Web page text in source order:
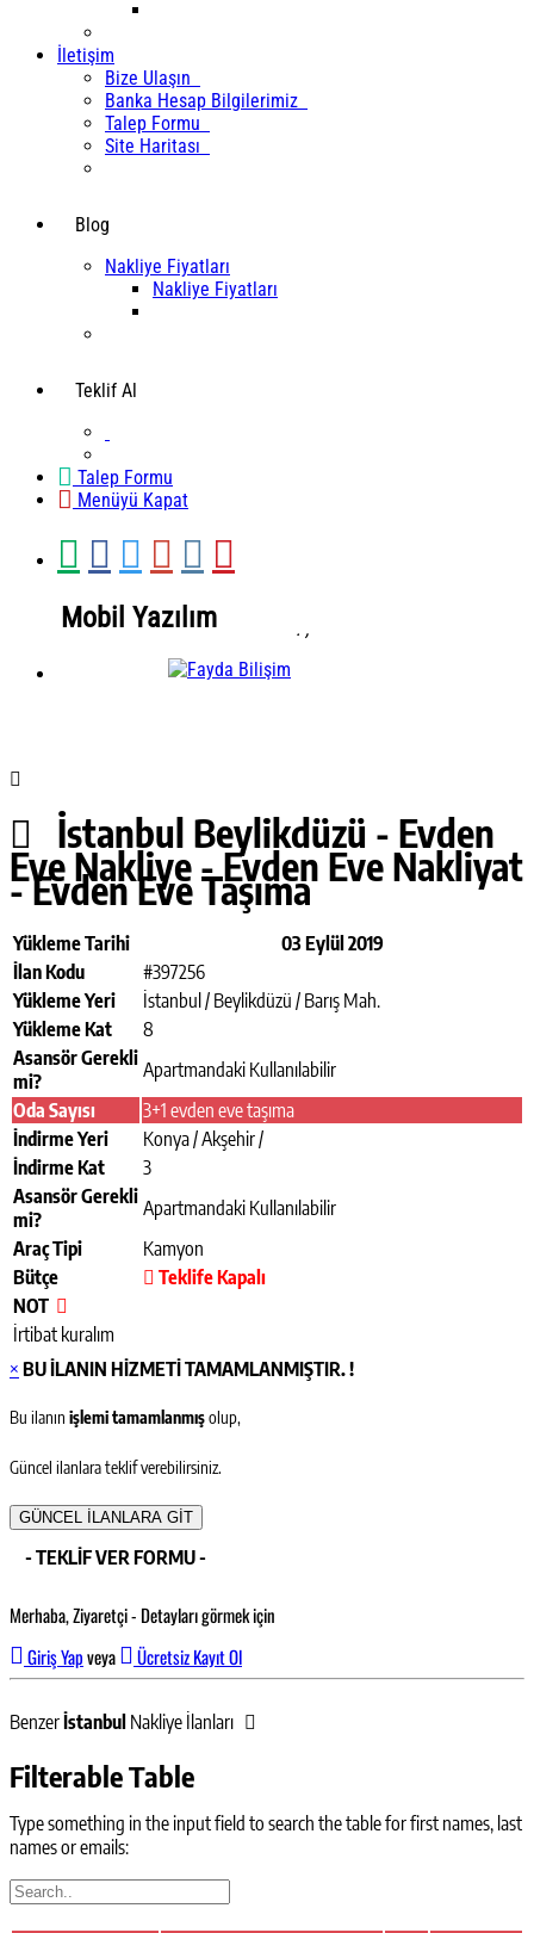
İletişim
Bize Ulaşın
Banka Hesap Bilgilerimiz
Talep Formu
Site Haritası
Blog
Nakliye Fiyatları
Nakliye Fiyatları
Teklif Al
Talep Formu
Menüyü Kapat
Mobil Yazılım . ,
İstanbul Beylikdüzü - Evden
Eve Nakliye - Evden Eve Nakliyat
- Evden Eve Taşıma
Yükleme Tarihi
03 Eylül 2019
İlan Kodu
#397256
Yükleme Yeri
İstanbul / Beylikdüzü / Barış Mah.
Yükleme Kat
8
Asansör Gerekli
mi?
Apartmandaki Kullanılabilir
Oda Sayısı
3+1 evden eve taşıma
İndirme Yeri
Konya / Akşehir /
İndirme Kat
3
Asansör Gerekli
mi?
Apartmandaki Kullanılabilir
Araç Tipi
Kamyon
Bütçe
Teklife Kapalı
NOT
İrtibat kuralım
× BU İLANIN HİZMETİ TAMAMLANMIŞTIR. !
Bu ilanın işlemi tamamlanmışolup,
Güncel ilanlara teklif verebilirsiniz.
GÜNCEL İLANLARA GİT
- TEKLİF VER FORMU -
Merhaba, Ziyaretçi - Detayları görmek için
Giriş Yapveya Ücretsiz Kayıt Ol
Benzerİstanbul Nakliye İlanları
Filterable Table
Type something in the input field to search the table for first names, last
names or emails: